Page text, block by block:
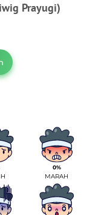
Prayugi)
0%
MARAH